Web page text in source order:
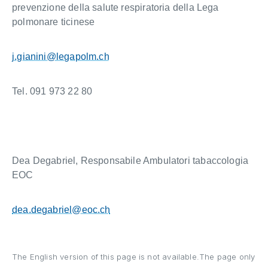
prevenzione della salute respiratoria della Lega
polmonare ticinese
j.gianini@legapolm.ch
Tel. 091 973 22 80
Dea Degabriel, Responsabile Ambulatori tabaccologia
EOC
dea.degabriel@eoc.ch
The English version of this page is not available.The page only